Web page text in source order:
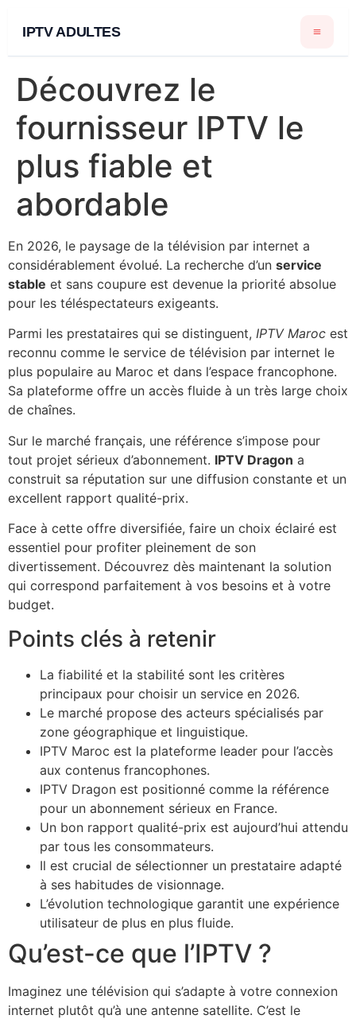
IPTV ADULTES
Découvrez le
fournisseur IPTV le
plus fiable et
abordable
En 2026, le paysage de la télévision par internet a
considérablement évolué. La recherche d’un service
stable et sans coupure est devenue la priorité absolue
pour les téléspectateurs exigeants.
Parmi les prestataires qui se distinguent, IPTV Maroc est
reconnu comme le service de télévision par internet le
plus populaire au Maroc et dans l’espace francophone.
Sa plateforme offre un accès fluide à un très large choix
de chaînes.
Sur le marché français, une référence s’impose pour
tout projet sérieux d’abonnement. IPTV Dragon a
construit sa réputation sur une diffusion constante et un
excellent rapport qualité-prix.
Face à cette offre diversifiée, faire un choix éclairé est
essentiel pour profiter pleinement de son
divertissement. Découvrez dès maintenant la solution
qui correspond parfaitement à vos besoins et à votre
budget.
Points clés à retenir
La fiabilité et la stabilité sont les critères
principaux pour choisir un service en 2026.
Le marché propose des acteurs spécialisés par
zone géographique et linguistique.
IPTV Maroc est la plateforme leader pour l’accès
aux contenus francophones.
IPTV Dragon est positionné comme la référence
pour un abonnement sérieux en France.
Un bon rapport qualité-prix est aujourd’hui attendu
par tous les consommateurs.
Il est crucial de sélectionner un prestataire adapté
à ses habitudes de visionnage.
L’évolution technologique garantit une expérience
utilisateur de plus en plus fluide.
Qu’est-ce que l’IPTV ?
Imaginez une télévision qui s’adapte à votre connexion
internet plutôt qu’à une antenne satellite. C’est le